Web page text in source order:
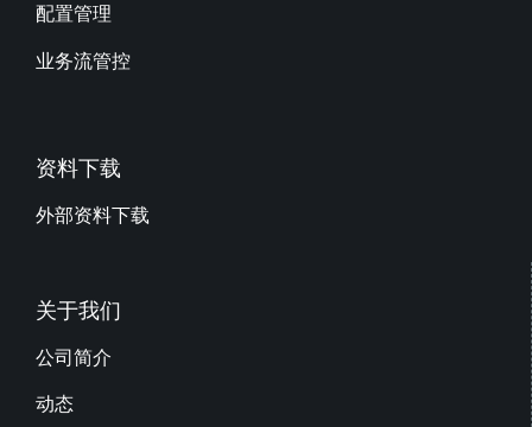
配置管理
业务流管控
资料下载
外部资料下载
关于我们
公司简介
动态